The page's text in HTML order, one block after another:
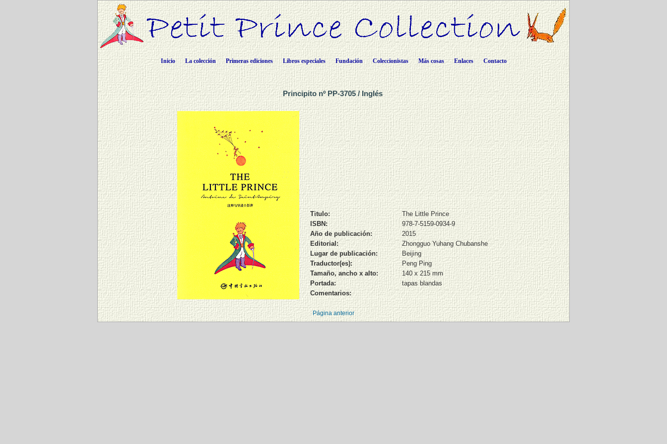
Inicio La colección Primeras ediciones Libros especiales Fundación Coleccionistas Más cosas Enlaces Contacto
Principito nº PP-3705 / Inglés
Titulo:
The Little Prince
ISBN:
978-7-5159-0934-9
Año de publicación:
2015
Editorial:
Zhongguo Yuhang Chubanshe
Lugar de publicación:
Beijing
Traductor(es):
Peng Ping
Tamaño, ancho x alto:
140 x 215 mm
Portada:
tapas blandas
Comentarios:
Página anterior